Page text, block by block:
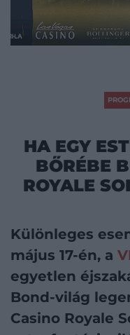
HA EGY
BŐRÉBE
ROYALE
Különleges
május 17-én, a
egyetlen
Bond-világ
Casino Royale